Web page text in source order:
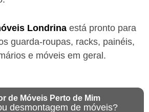
Londrina está pronto para
guarda-roupas, racks, painéis,
e móveis em geral.
de Móveis Perto de Mim
desmontagem de móveis?